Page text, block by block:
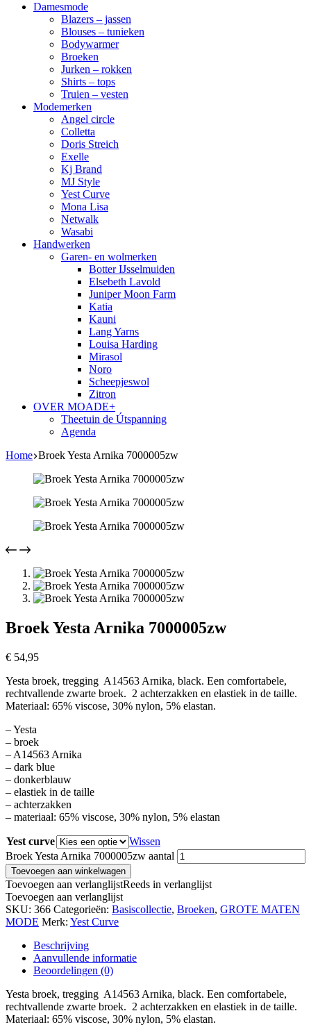
Damesmode
Blazers – jassen
Blouses – tunieken
Bodywarmer
Broeken
Jurken – rokken
Shirts – tops
Truien – vesten
Modemerken
Angel circle
Colletta
Doris Streich
Exelle
Kj Brand
MJ Style
Yest Curve
Mona Lisa
Netwalk
Wasabi
Handwerken
Garen- en wolmerken
Botter IJsselmuiden
Elsebeth Lavold
Juniper Moon Farm
Katia
Kauni
Lang Yarns
Louisa Harding
Mirasol
Noro
Scheepjeswol
Zitron
OVER MOADE+
Theetuin de Útspanning
Agenda
Home Broek Yesta Arnika 7000005zw
Broek Yesta Arnika 7000005zw
€ 54,95
Yesta broek, tregging A14563 Arnika, black. Een comfortabele,
rechtvallende zwarte broek. 2 achterzakken en elastiek in de taille.
Materiaal: 65% viscose, 30% nylon, 5% elastan.
– Yesta
– broek
– A14563 Arnika
– dark blue
– donkerblauw
– elastiek in de taille
– achterzakken
– materiaal: 65% viscose, 30% nylon, 5% elastan
Yest curve
Wissen
Broek Yesta Arnika 7000005zw aantal
Toevoegen aan winkelwagen
Toevoegen aan verlanglijstReeds in verlanglijst
Toevoegen aan verlanglijst
SKU: 366 Categorieën: Basiscollectie, Broeken, GROTE MATEN
MODE Merk: Yest Curve
Beschrijving
Aanvullende informatie
Beoordelingen (0)
Yesta broek, tregging A14563 Arnika, black. Een comfortabele,
rechtvallende zwarte broek. 2 achterzakken en elastiek in de taille.
Materiaal: 65% viscose, 30% nylon, 5% elastan.